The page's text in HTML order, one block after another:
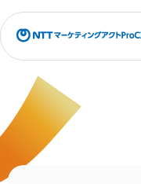
NTTマーケティングアク